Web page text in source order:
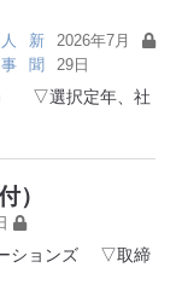
人
事
新
聞
2026年7月
29日
） ▽選択定年、社
）
ーションズ ▽取締